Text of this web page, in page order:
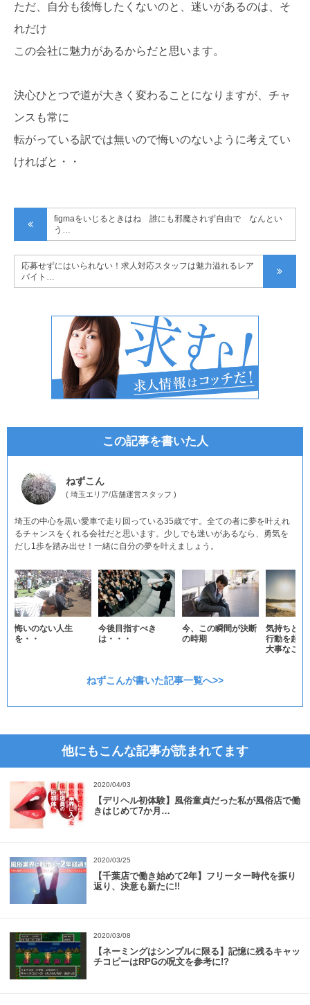
ただ、自分も後悔したくないのと、迷いがあるのは、そ
れだけ
この会社に魅力があるからだと思います。
決心ひとつで道が大きく変わることになりますが、チャ
ンスも常に
転がっている訳では無いので悔いのないように考えてい
ければと・・
figmaをいじるときはね 誰にも邪魔されず自由で なんとい
う…
応募せずにはいられない！求人対応スタッフは魅力溢れるレア
バイト…
この記事を書いた人
ねずこん
( 埼玉エリア/店舗運営スタッフ )
埼玉の中心を黒い愛車で走り回っている35歳です。全ての者に夢を叶えれ
るチャンスをくれる会社だと思います。少しでも迷いがあるなら、勇気を
だし1歩を踏み出せ！一緒に自分の夢を叶えましょう。
悔いのない人生
を・・
今後目指すべき
は・・・
今、この瞬間が決断
の時期
気持ちと体
行動を起こ
大事なこ
ねずこんが書いた記事一覧へ>>
他にもこんな記事が読まれてます
2020/04/03
【デリヘル初体験】風俗童貞だった私が風俗店で働
きはじめて7か月…
2020/03/25
【千葉店で働き始めて2年】フリーター時代を振り
返り、決意も新たに!!
2020/03/08
【ネーミングはシンプルに限る】記憶に残るキャッ
チコピーはRPGの呪文を参考に!?